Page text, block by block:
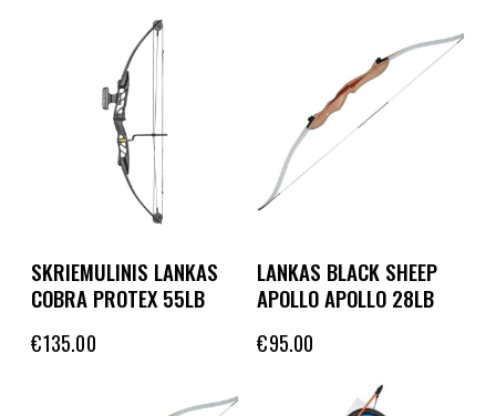
SKRIEMULINIS LANKAS
COBRA PROTEX 55LB
€135.00
LANKAS BLACK SHEEP
APOLLO APOLLO 28LB
€95.00